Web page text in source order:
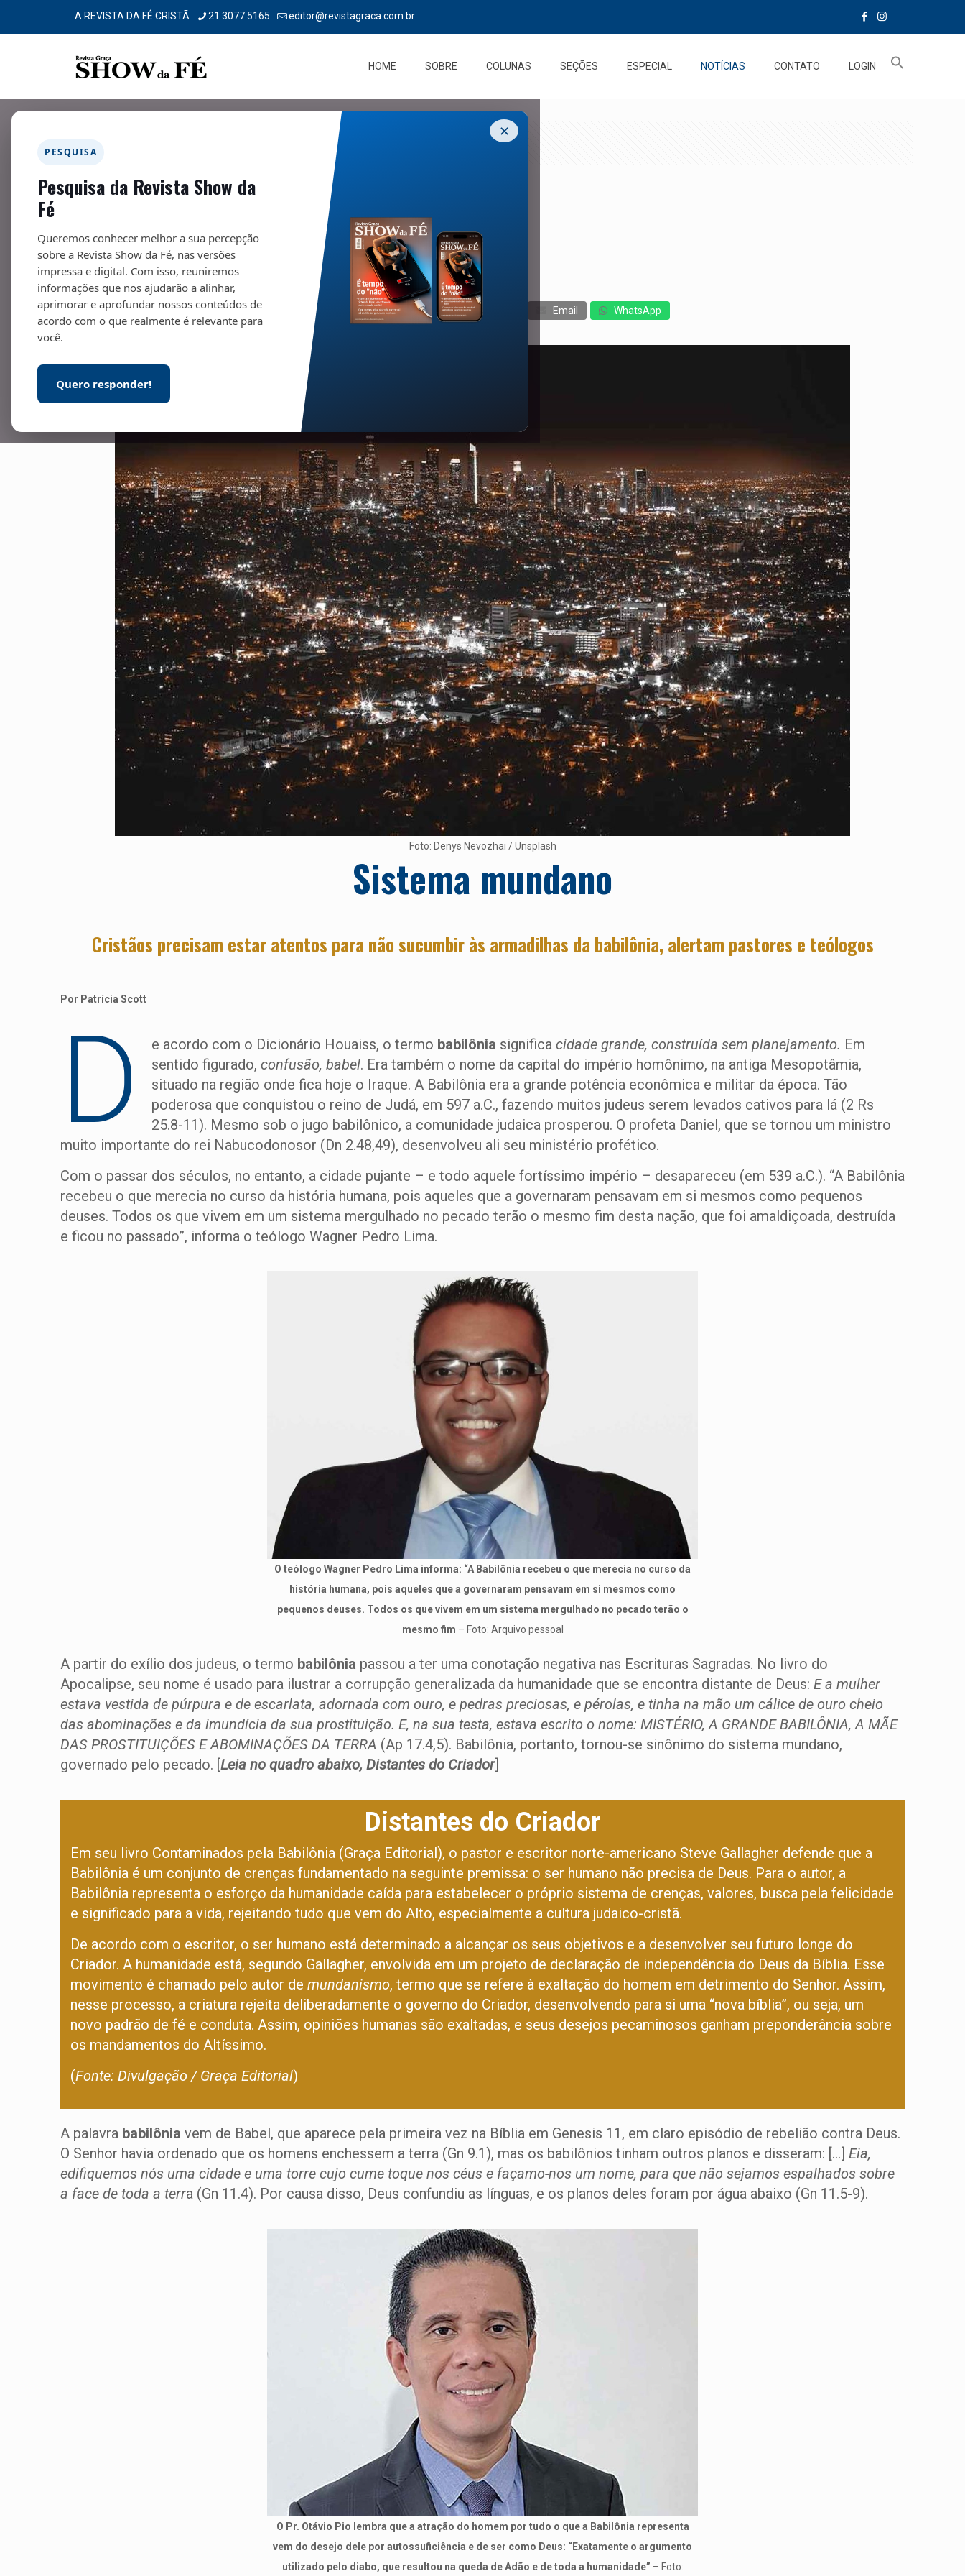
A REVISTA DA FÉ CRISTÃ 21 3077 5165 editor@revistagraca.com.br
HOME SOBRE COLUNAS SEÇÕES ESPECIAL NOTÍCIAS CONTATO LOGIN
✕
PESQUISA
Pesquisa da Revista Show da
Fé
Queremos conhecer melhor a sua percepção
sobre a Revista Show da Fé, nas versões
impressa e digital. Com isso, reuniremos
informações que nos ajudarão a alinhar,
aprimorar e aprofundar nossos conteúdos de
acordo com o que realmente é relevante para
você.
Quero responder!
Teologia
Facebook Twitter Messenger Email WhatsApp
Foto: Denys Nevozhai / Unsplash
Sistema mundano
Cristãos precisam estar atentos para não sucumbir às armadilhas da babilônia, alertam pastores e teólogos
Por Patrícia Scott
D e acordo com o Dicionário Houaiss, o termo babilônia significacidade grande, construída sem planejamento. Em
sentido figurado, confusão, babel. Era também o nome da capital do império homônimo, na antiga Mesopotâmia,
situado na região onde fica hoje o Iraque. A Babilônia era a grande potência econômica e militar da época. Tão
poderosa que conquistou o reino de Judá, em 597 a.C., fazendo muitos judeus serem levados cativos para lá (2 Rs
25.8-11). Mesmo sob o jugo babilônico, a comunidade judaica prosperou. O profeta Daniel, que se tornou um ministro
muito importante do rei Nabucodonosor (Dn 2.48,49), desenvolveu ali seu ministério profético.
Com o passar dos séculos, no entanto, a cidade pujante – e todo aquele fortíssimo império – desapareceu (em 539 a.C.). “A Babilônia
recebeu o que merecia no curso da história humana, pois aqueles que a governaram pensavam em si mesmos como pequenos
deuses. Todos os que vivem em um sistema mergulhado no pecado terão o mesmo fim desta nação, que foi amaldiçoada, destruída
e ficou no passado”, informa o teólogo Wagner Pedro Lima.
O teólogo Wagner Pedro Lima informa: “A Babilônia recebeu o que merecia no curso da
história humana, pois aqueles que a governaram pensavam em si mesmos como
pequenos deuses. Todos os que vivem em um sistema mergulhado no pecado terão o
mesmo fim – Foto: Arquivo pessoal
A partir do exílio dos judeus, o termo babilônia passou a ter uma conotação negativa nas Escrituras Sagradas. No livro do
Apocalipse, seu nome é usado para ilustrar a corrupção generalizada da humanidade que se encontra distante de Deus: E a mulher
estava vestida de púrpura e de escarlata, adornada com ouro, e pedras preciosas, e pérolas, e tinha na mão um cálice de ouro cheio
das abominações e da imundícia da sua prostituição. E, na sua testa, estava escrito o nome: MISTÉRIO, A GRANDE BABILÔNIA, A MÃE
DAS PROSTITUIÇÕES E ABOMINAÇÕES DA TERRA (Ap 17.4,5). Babilônia, portanto, tornou-se sinônimo do sistema mundano,
governado pelo pecado. [Leia no quadro abaixo, Distantes do Criador]
Distantes do Criador
Em seu livro Contaminados pela Babilônia (Graça Editorial), o pastor e escritor norte-americano Steve Gallagher defende que a
Babilônia é um conjunto de crenças fundamentado na seguinte premissa: o ser humano não precisa de Deus. Para o autor, a
Babilônia representa o esforço da humanidade caída para estabelecer o próprio sistema de crenças, valores, busca pela felicidade
e significado para a vida, rejeitando tudo que vem do Alto, especialmente a cultura judaico-cristã.
De acordo com o escritor, o ser humano está determinado a alcançar os seus objetivos e a desenvolver seu futuro longe do
Criador. A humanidade está, segundo Gallagher, envolvida em um projeto de declaração de independência do Deus da Bíblia. Esse
movimento é chamado pelo autor de mundanismo, termo que se refere à exaltação do homem em detrimento do Senhor. Assim,
nesse processo, a criatura rejeita deliberadamente o governo do Criador, desenvolvendo para si uma “nova bíblia”, ou seja, um
novo padrão de fé e conduta. Assim, opiniões humanas são exaltadas, e seus desejos pecaminosos ganham preponderância sobre
os mandamentos do Altíssimo.
(Fonte: Divulgação / Graça Editorial)
A palavra babilônia vem de Babel, que aparece pela primeira vez na Bíblia em Genesis 11, em claro episódio de rebelião contra Deus.
O Senhor havia ordenado que os homens enchessem a terra (Gn 9.1), mas os babilônios tinham outros planos e disseram: […] Eia,
edifiquemos nós uma cidade e uma torre cujo cume toque nos céus e façamo-nos um nome, para que não sejamos espalhados sobre
a face de toda a terra (Gn 11.4). Por causa disso, Deus confundiu as línguas, e os planos deles foram por água abaixo (Gn 11.5-9).
O Pr. Otávio Pio lembra que a atração do homem por tudo o que a Babilônia representa
vem do desejo dele por autossuficiência e de ser como Deus: “Exatamente o argumento
utilizado pelo diabo, que resultou na queda de Adão e de toda a humanidade” – Foto: